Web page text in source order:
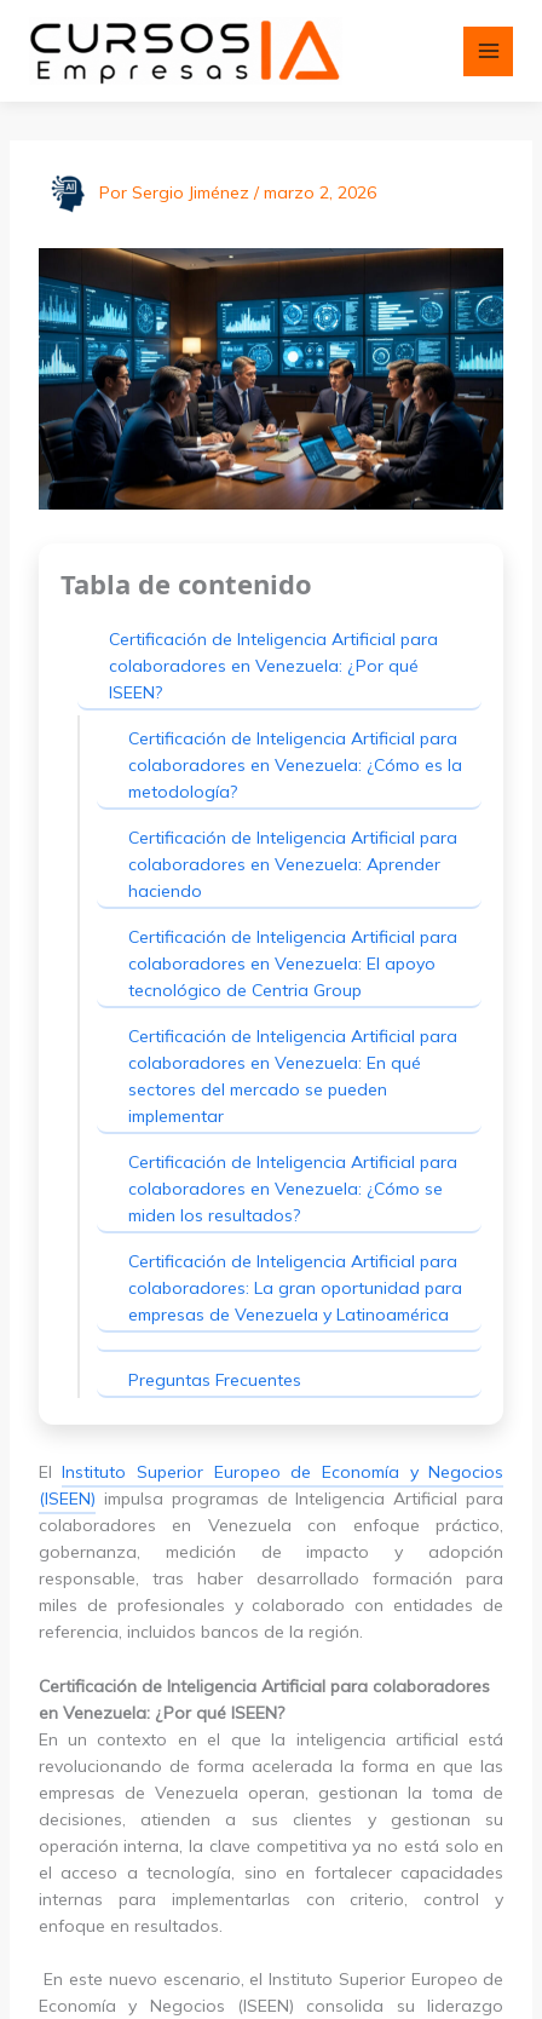
Por Sergio Jiménez /marzo 2, 2026
Tabla de contenido
Certificación de Inteligencia Artificial para
colaboradores en Venezuela: ¿Por qué
ISEEN?
Certificación de Inteligencia Artificial para
colaboradores en Venezuela: ¿Cómo es la
metodología?
Certificación de Inteligencia Artificial para
colaboradores en Venezuela: Aprender
haciendo
Certificación de Inteligencia Artificial para
colaboradores en Venezuela: El apoyo
tecnológico de Centria Group
Certificación de Inteligencia Artificial para
colaboradores en Venezuela: En qué
sectores del mercado se pueden
implementar
Certificación de Inteligencia Artificial para
colaboradores en Venezuela: ¿Cómo se
miden los resultados?
Certificación de Inteligencia Artificial para
colaboradores: La gran oportunidad para
empresas de Venezuela y Latinoamérica
Preguntas Frecuentes
ElInstituto Superior Europeo de Economía y Negocios
(ISEEN) impulsa programas de Inteligencia Artificial para
colaboradores en Venezuela con enfoque práctico,
gobernanza, medición de impacto y adopción
responsable, tras haber desarrollado formación para
miles de profesionales y colaborado con entidades de
referencia, incluidos bancos de la región.
Certificación de Inteligencia Artificial para colaboradores
en Venezuela: ¿Por qué ISEEN?
En un contexto en el que la inteligencia artificial está
revolucionando de forma acelerada la forma en que las
empresas de Venezuela operan, gestionan la toma de
decisiones, atienden a sus clientes y gestionan su
operación interna, la clave competitiva ya no está solo en
el acceso a tecnología, sino en fortalecer capacidades
internas para implementarlas con criterio, control y
enfoque en resultados.
En este nuevo escenario, el Instituto Superior Europeo de
Economía y Negocios (ISEEN) consolida su liderazgo